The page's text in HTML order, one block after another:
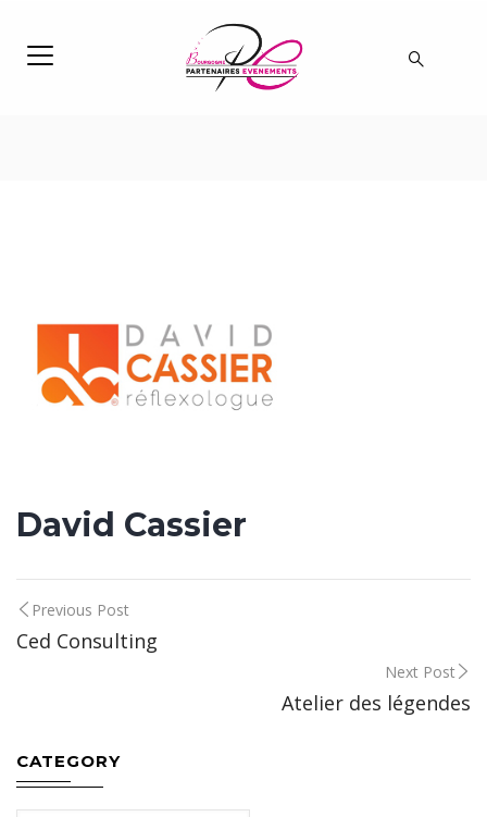
David Cassier
Post
navigation
Previous Post
Ced Consulting
Next Post
Atelier des légendes
CATEGORY